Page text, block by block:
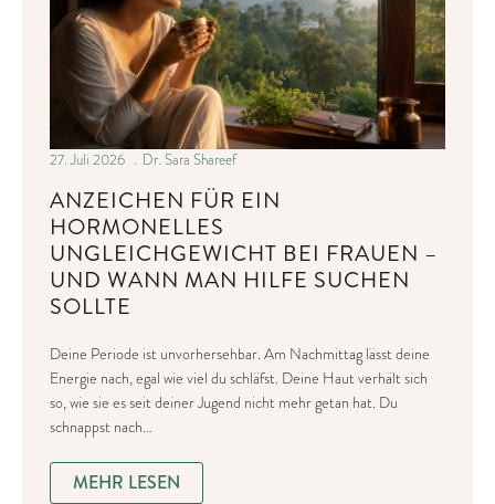
ANZEICHEN FÜR EIN
HORMONELLES
UNGLEICHGEWICHT BEI FRAUEN –
UND WANN MAN HILFE SUCHEN
SOLLTE
27. Juli 2026 Dr. Sara Shareef
Deine Periode ist unvorhersehbar. Am Nachmittag lässt deine
Energie nach, egal wie viel du schläfst. Deine Haut verhält sich
so, wie sie es seit deiner Jugend nicht mehr getan hat. Du
schnappst nach…
MEHR LESEN